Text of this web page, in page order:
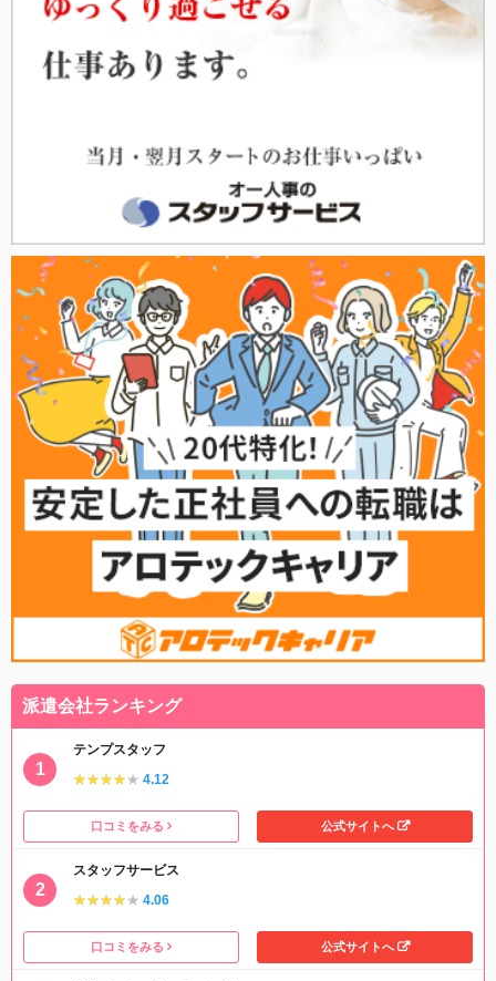
派遣会社ランキング
テンプスタッフ
★★★★★
★★★★★ 4.12
口コミをみる 公式サイトへ
スタッフサービス
★★★★★
★★★★★ 4.06
口コミをみる 公式サイトへ